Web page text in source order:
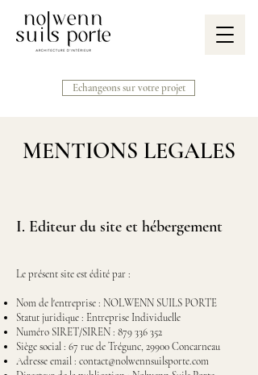
Echangeons sur votre projet
MENTIONS LEGALES
I. Editeur du site et hébergement
Le présent site est édité par :
Nom de l'entreprise : NOLWENN SUILS PORTE
Statut juridique : Entreprise Individuelle
Numéro SIRET/SIREN : 879 336 352
Siège social : 67 rue de Trégunc, 29900 Concarneau
Adresse email : contact@nolwennsuilsporte.com